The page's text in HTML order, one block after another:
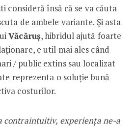
consideră însă că se va căuta
de ambele variante. Și asta
Văcăruș, hibridul ajută foarte
e util mai ales când
/ public extins sau localizat
reprezenta o soluție bună
costurilor.
contraintuitiv, experiența ne-a